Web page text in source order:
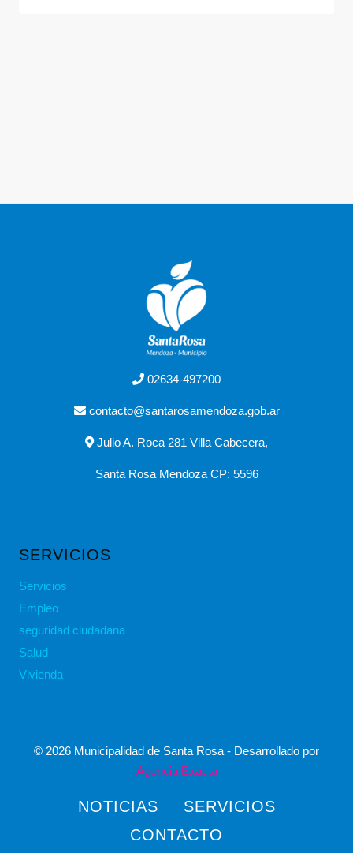
02634-497200
contacto@santarosamendoza.gob.ar
Julio A. Roca 281 Villa Cabecera,
Santa Rosa Mendoza CP: 5596
SERVICIOS
Servicios
Empleo
seguridad ciudadana
Salud
Vivienda
© 2026 Municipalidad de Santa Rosa - Desarrollado por
Agencia Exacta
NOTICIAS
SERVICIOS
CONTACTO